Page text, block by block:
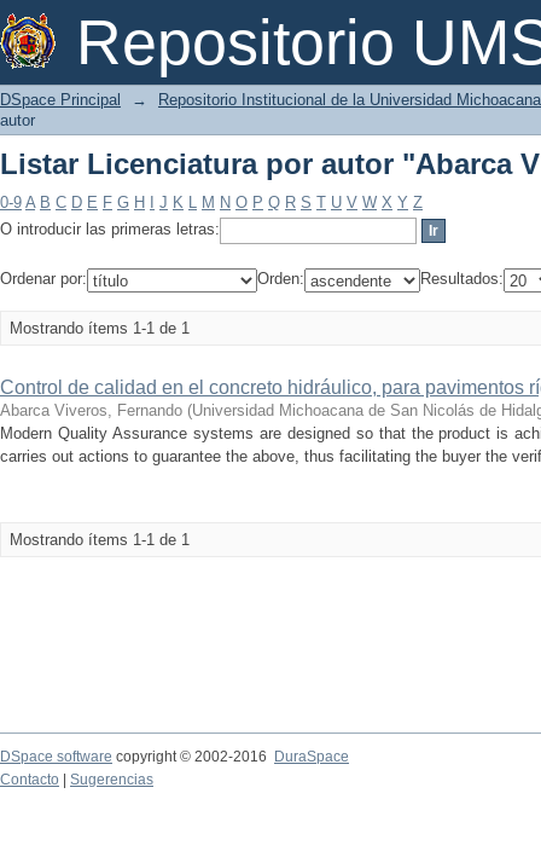
Repositorio
Listar Licenciatura por autor "Abarca
DSpace Principal →
Repositorio Institucional de la Universidad
autor
Listar Licenciatura por autor "Abarca
0-9 A B C D E F G H J K L M N O P Q R S T U V W X Y Z
O introducir las primeras letras:
Ordenar por: Orden: Resultados:
Mostrando ítems 1-1 de 1
Control de calidad en el concreto hidráulico, para pavimentos
Abarca Viveros, Fernando (Universidad Michoacana de San Nicolás de
Modern Quality Assurance systems are designed so that the product is
carries out actions to guarantee the above, thus facilitating the buyer the
Mostrando ítems 1-1 de 1
DSpace software copyright © 2002-2016
DuraSpace
Contacto
Sugerencias